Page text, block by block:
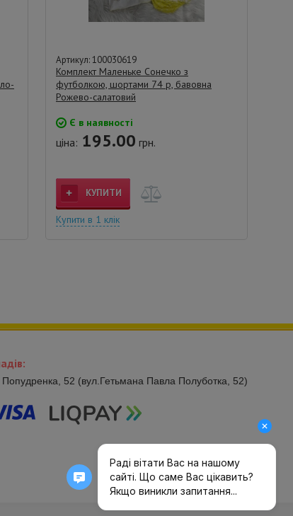
Артикул: 100030619
Комплект Маленьке Сонечко з
футболкою, шортами 74 р, бавовна
Рожево-салатовий
Є в наявності
ціна: 195.00 грн.
КУПИТИ
Купити в 1 клік
Попудренка, 52 (вул.Гетьмана Павла Полуботка, 52)